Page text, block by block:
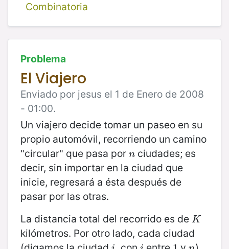
Combinatoria
Problema
El Viajero
Enviado por jesus el 1 de Enero de 2008
- 01:00.
Un viajero decide tomar un paseo en su
propio automóvil, recorriendo un camino
"circular" que pasa por n
n ciudades; es
decir, sin importar en la ciudad que
inicie, regresará a ésta después de
pasar por las otras.
La distancia total del recorrido es de K
K
kilómetros. Por otro lado, cada ciudad